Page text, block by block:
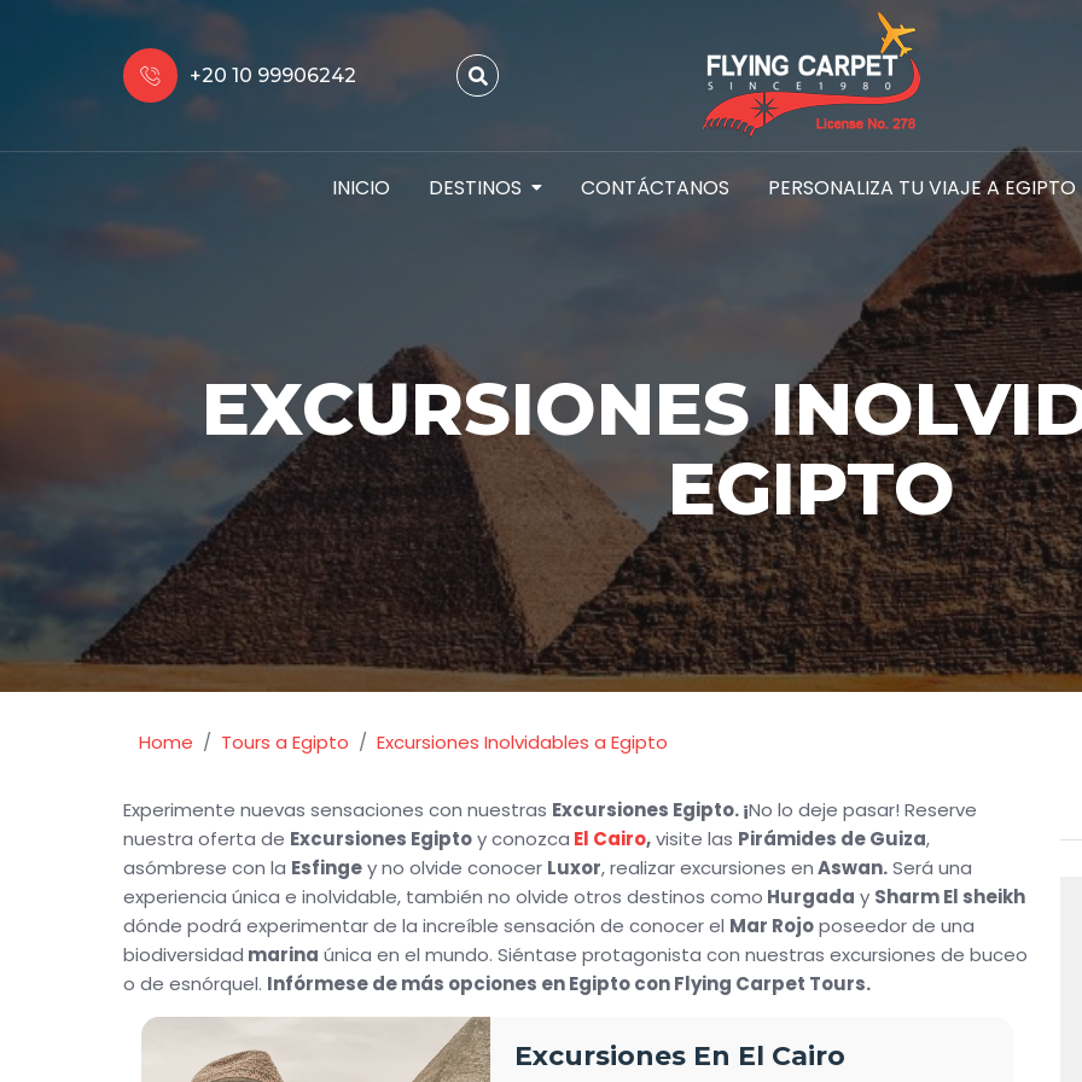
+20 10 99906242
INICIO DESTINOS CONTÁCTANOS PERSONALIZA TU VIAJE A EGIPTO
EXCURSIONES
EGIPTO
Home Tours a Egipto Excursiones Inolvidables a Egipto
Experimente nuevas sensaciones con nuestras Excursiones Egipto. ¡No lo deje pasar! Reserve
nuestra oferta de Excursiones Egiptoy conozca El Cairo,visite las Pirámides de Guiza,
asómbrese con la Esfingey no olvide conocer Luxor, realizar excursiones enAswan.Será una
experiencia única e inolvidable, también no olvide otros destinos como Hurgada y Sharm El sheikh
dónde podrá experimentar de la increíble sensación de conocer el Mar Rojoposeedor de una
biodiversidad marina única en el mundo. Siéntase protagonista con nuestras excursiones de buceo
o de esnórquel. Infórmese de más opciones en Egipto con Flying Carpet Tours.
Excursiones En El Cairo